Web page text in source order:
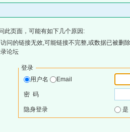
此页面，可能有如下几个原因:
问的链接无效,可能链接不完整,或数据已被删
论坛
登录
用户名
Email
密 码
隐身登录